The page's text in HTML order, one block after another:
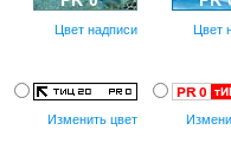
Цвет надписи Цвет
Изменить цвет